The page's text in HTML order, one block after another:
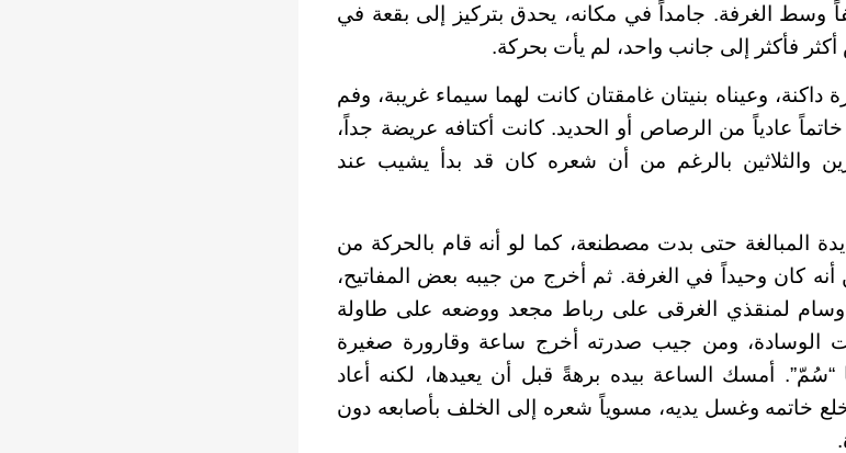
الغرفة. جامداً في مكانه، يحدق بتركيز إلى بقعة في
أكثر فأكثر إلى جانب واحد، لم يأت بحركة.
وعيناه بنيتان غامقتان كانت لهما سيماء غريبة، وفم
عادياً من الرصاص أو الحديد. كانت أكتافه عريضة جداً،
والثلاثين بالرغم من أن شعره كان قد بدأ يشيب عند
المبالغة حتى بدت مصطنعة، كما لو أنه قام بالحركة من
كان وحيداً في الغرفة. ثم أخرج من جيبه بعض المفاتيح،
وسام لمنقذي الغرقى على رباط مجعد ووضعه على طاولة
الوسادة، ومن جيب صدرته أخرج ساعة وقارورة صغيرة
أمسك الساعة بيده برهةً قبل أن يعيدها، لكنه أعاد
خاتمه وغسل يديه، مسوياً شعره إلى الخلف بأصابعه دون